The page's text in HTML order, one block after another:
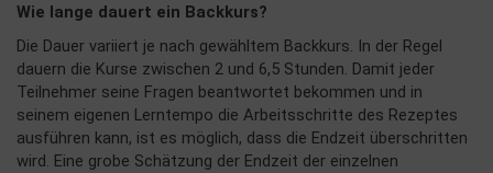
Wie lange dauert ein Backkurs?
Die Dauer variiert je nach gewähltem Backkurs. In der Regel
dauern die Kurse zwischen 2 und 6,5 Stunden. Damit jeder
Teilnehmer seine Fragen beantwortet bekommen und in
seinem eigenen Lerntempo die Arbeitsschritte des Rezeptes
ausführen kann, ist es möglich, dass die Endzeit überschritten
wird. Eine grobe Schätzung der Endzeit der einzelnen